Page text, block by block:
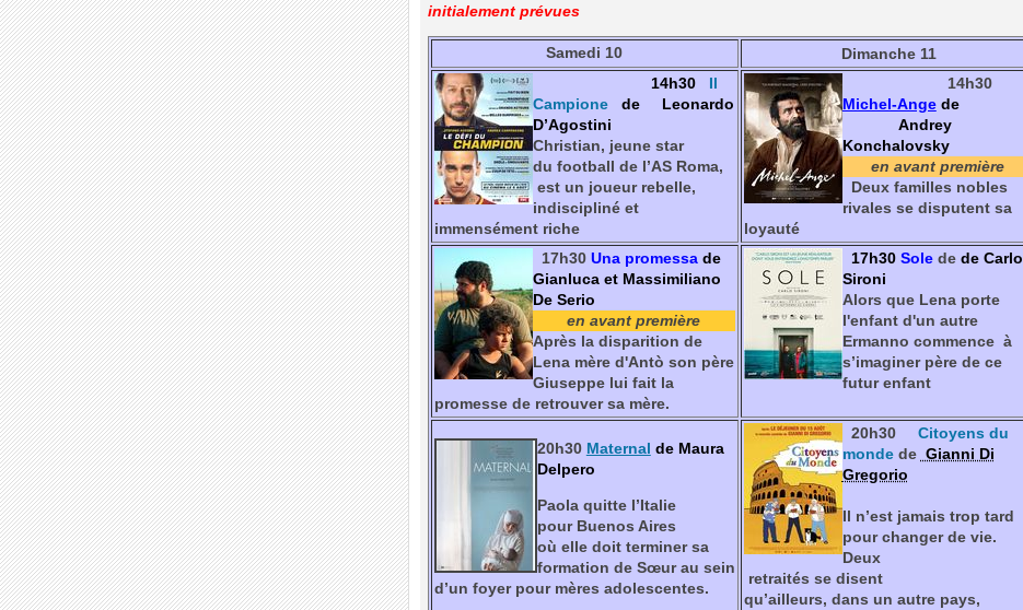
initialement prévues
Samedi 10
Dimanche 11
14h30
Campione
de Leonardo
D’Agostini
Christian, jeune star
du football de l’AS Roma,
est un joueur rebelle,
indiscipliné et
immensément riche
14h30
Michel-Ange de
And rey
Konchalovsky
en avant première
Deux familles nobles
rivales se disputent sa
loyauté
17h30 Una promessa de
Gianluca et Massimiliano
De Serio
en avant première
Après la disparition de
Lena mère d'Antò son père
Giuseppe lui fait la
promesse de retrouver sa mère.
17h30 Solede de Carlo
Sironi
Alors que Lena porte
l'enfant d'un autre
Ermanno commence à
s’imaginer père de ce
futur enfant
20h30 Maternal de Maura
Delpero
Paola quitte l’Italie
pour Buenos Aires
où elle doit terminer sa
formation de Sœur au sein
d’un foyer pour mères adolescentes.
20h30
Citoyens du
monde de Gianni Di
Gregorio
Il n’est jamais trop tard
pour changer de vie.
Deux
retraités se disent
qu’ailleurs, dans un autre pays,